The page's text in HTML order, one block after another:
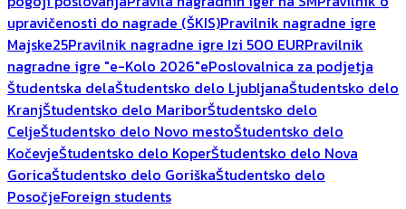
upravičenosti do nagrade (ŠKIS)Pravilnik nagradne igre
Majske25Pravilnik nagradne igre Izi 500 EURPravilnik
nagradne igre "e-Kolo 2026"ePoslovalnica za podjetja
Študentska delaŠtudentsko delo LjubljanaŠtudentsko delo
KranjŠtudentsko delo MariborŠtudentsko delo
CeljeŠtudentsko delo Novo mestoŠtudentsko delo
KočevjeŠtudentsko delo KoperŠtudentsko delo Nova
GoricaŠtudentsko delo GoriškaŠtudentsko delo
PosočjeForeign students